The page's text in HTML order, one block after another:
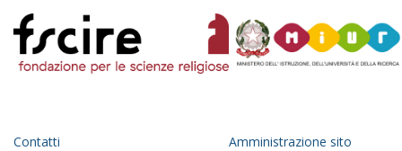
Contatti Amministrazione sito